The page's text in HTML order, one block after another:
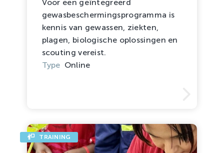
Voor een geïntegreerd
gewasbeschermingsprogramma is
kennis van gewassen, ziekten,
plagen, biologische oplossingen en
scouting vereist.
Type Online
TRAINING